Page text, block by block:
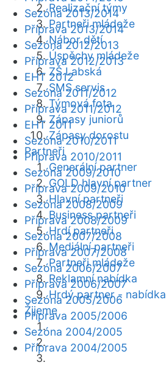
Realizační týmy
Partneři mládeže
Nábor dětí
Úspěchy mládeže
ZŠ Labská
SMS servis
Týmová fota
Zápasy juniorů
Zápasy dorostu
Partneři
Generální partner
GOLD hlavní partner
Hlavní partneři
Business partneři
Hrdí partneři
Mediální partneři
Partneři mládeže
Reklamní nabídka
Hrdý partner - nabídka
Žijeme
Sezóna 2013/2014
Příprava 2013/2014
Sezóna 2012/2013
Příprava 2012/2013
EHT 2012
Sezóna 2011/2012
Příprava 2011/2012
EHT 2011
Sezóna 2010/2011
Příprava 2010/2011
Sezóna 2009/2010
Příprava 2009/2010
Sezóna 2008/2009
Příprava 2008/2009
Sezóna 2007/2008
Příprava 2007/2008
Sezóna 2006/2007
Příprava 2006/2007
Sezóna 2005/2006
Příprava 2005/2006
Sezóna 2004/2005
Příprava 2004/2005